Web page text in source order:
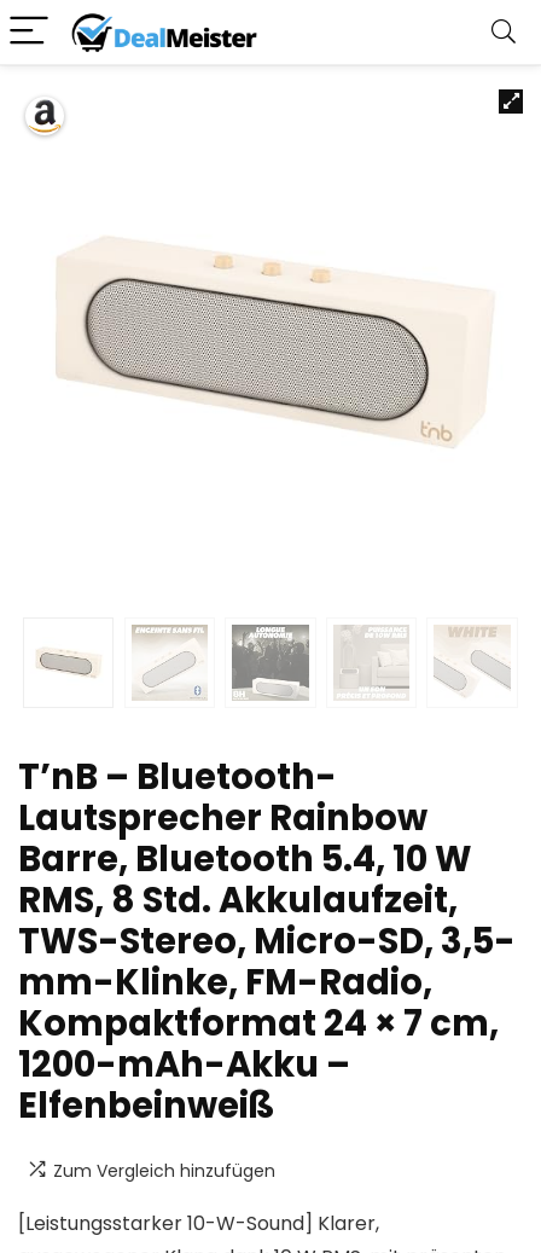
T’nB – Bluetooth-
Lautsprecher Rainbow
Barre, Bluetooth 5.4, 10 W
RMS, 8 Std. Akkulaufzeit,
TWS-Stereo, Micro-SD, 3,5-
mm-Klinke, FM-Radio,
Kompaktformat 24 × 7 cm,
1200-mAh-Akku –
Elfenbeinweiß
Zum Vergleich hinzufügen
[Leistungsstarker 10-W-Sound] Klarer,